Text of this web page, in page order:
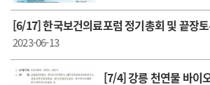
[6/17] 한국보건의료포럼 정기총회 및 끝장
2023-06-13
[7/4] 강릉 천연물 바이